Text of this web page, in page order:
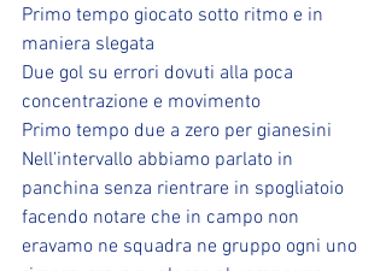
Primo tempo giocato sotto ritmo e in
maniera slegata
Due gol su errori dovuti alla poca
concentrazione e movimento
Primo tempo due a zero per gianesini
Nell’intervallo abbiamo parlato in
panchina senza rientrare in spogliatoio
facendo notare che in campo non
eravamo ne squadra ne gruppo ogni uno